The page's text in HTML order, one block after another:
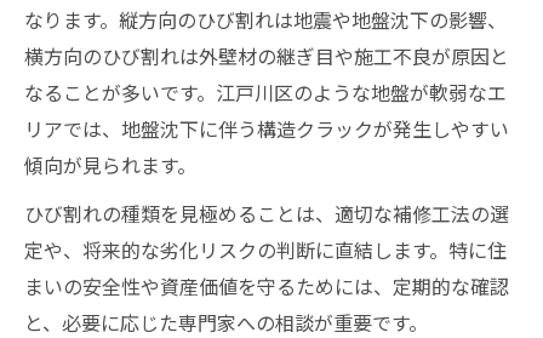
補修材の使い分けで仕上がりに差が出る理
由
外壁サイディング用ひび割れ補修材の選び
方
なります。縦方向のひび割れは地震や地盤沈下の影響、
横方向のひび割れは外壁材の継ぎ目や施工不良が原因と
なることが多いです。江戸川区のような地盤が軟弱なエ
リアでは、地盤沈下に伴う構造クラックが発生しやすい
傾向が見られます。
ひび割れの種類を見極めることは、適切な補修工法の選
定や、将来的な劣化リスクの判断に直結します。特に住
まいの安全性や資産価値を守るためには、定期的な確認
と、必要に応じた専門家への相談が重要です。